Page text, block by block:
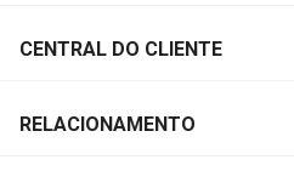
CENTRAL DO CLIENTE
RELACIONAMENTO